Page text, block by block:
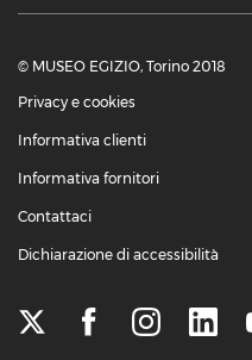
© MUSEO EGIZIO, Torino 2018
Privacy e cookies
Informativa clienti
Informativa fornitori
Contattaci
Dichiarazione di accessibilità